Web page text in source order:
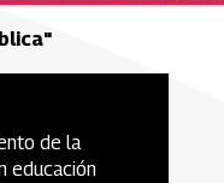
de la
educación